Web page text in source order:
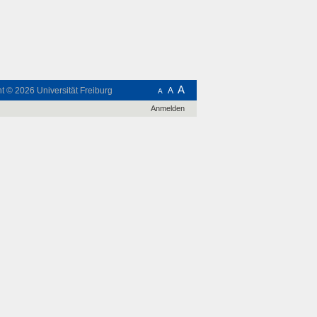
A A A
© 2026 Universität Freiburg
Anmelden